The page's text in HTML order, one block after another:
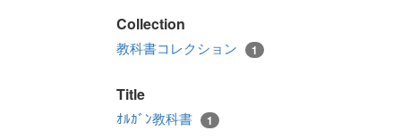
Collection
教科書コレクション 1
Title
ｵﾙｶﾞﾝ教科書 1